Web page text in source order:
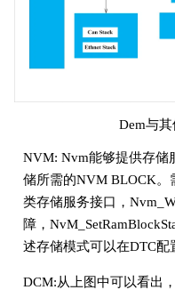
Dem与
NVM: Nvm能够提供存储
储所需的NVM BLOCK。
类存储服务接口，
障，
述存储模式可以在DTC配
DCM:从上图中可以看出